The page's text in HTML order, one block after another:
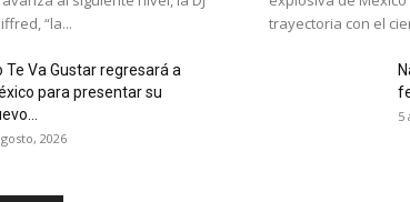
“la...
trayectoria con el
Te Va Gustar regresará a
para presentar su
2026
5